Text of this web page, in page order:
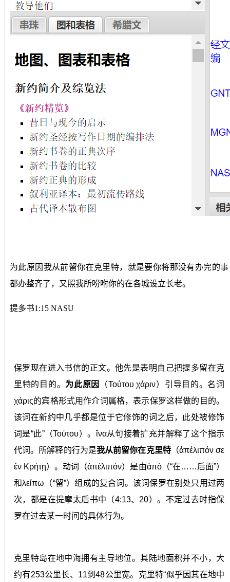
为此原因我从前留你在克里特，就是要你将那没有办完的事
都办整齐了，又照我所吩咐你的在各城设立长老。
提多书1:15 NASU
保罗现在进入书信的正文。他先是表明自己把提多留在克
里特的目的。 为此原因
（Τούτου χάριν）引导目的。名词
χάρις的宾格形式用作介词属格，表示保罗这样做的目的。
该词在新约中几乎都是位于它修饰的词之后，此处被修饰
词是“此”（Τούτου）。ἵνα从句接着扩充并解释了这个指示
代词。所解释的行为是我从前留你在克里特（ἀπέλιπόν σε
ἐν Κρήτῃ）。动词（ἀπέλιπόν）是由ἀπὸ（“在……后面”）
和λείπω（“留”）组成的复合词。该词保罗在别处只用过两
次，都是在提摩太后书中（4:13、20）。不定过去时指保
罗在过去某一时间的具体行为。
克里特岛在地中海拥有主导地位。其陆地面积并不小，大
约有253公里长、11到48公里宽。克里特“似乎因其在地中